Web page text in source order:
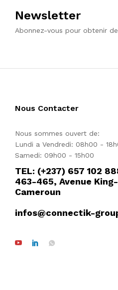
Newsletter
Abonnez-vous pour obtenir
Nous Contacter
Nous sommes ouvert de:
Lundi a Vendredi: 08h00 -
Samedi: 09h00 - 15h00
TEL: (+237) 657 102
463-465, Avenue
Cameroun
infos@connectik-